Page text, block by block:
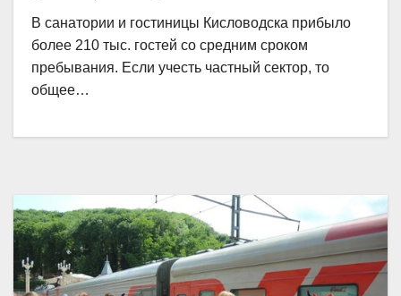
В санатории и гостиницы Кисловодска прибыло
более 210 тыс. гостей со средним сроком
пребывания. Если учесть частный сектор, то
общее…